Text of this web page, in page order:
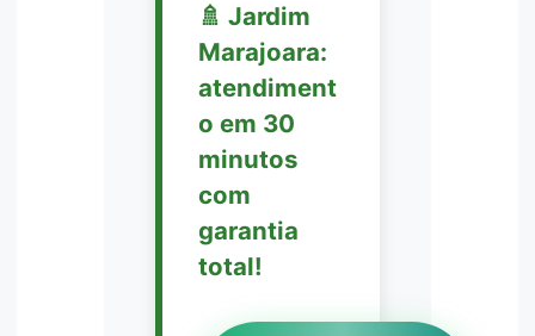
🚿 Jardim
Marajoara:
atendiment
o em 30
minutos
com
garantia
total!